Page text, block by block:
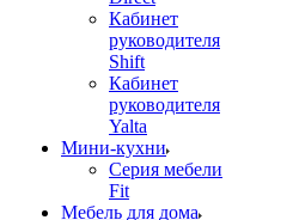
Кабинет
руководителя
Shift
Кабинет
руководителя
Yalta
Мини-кухни
Серия мебели
Fit
Мебель для дома